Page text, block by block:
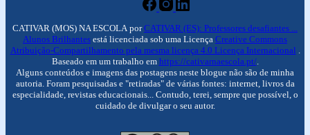
CATIVAR (MOS) NA ESCOLA porCATIVAR (ES): Professores desafiantes ...
Alunos Brilhantes está licenciada sob uma Licença Creative Commons
Atribuição-Compartilhamento pela mesma licença 4.0 Licença Internacional .
Baseado em um trabalho em https://cativarnaescola.pt/.
Alguns conteúdos e imagens das postagens neste blogue não são de minha
autoria. Foram pesquisadas e "retiradas" de várias fontes: internet, livros da
especialidade, revistas educacionais... Contudo, terei, sempre que possível, o
cuidado de divulgar o seu autor.